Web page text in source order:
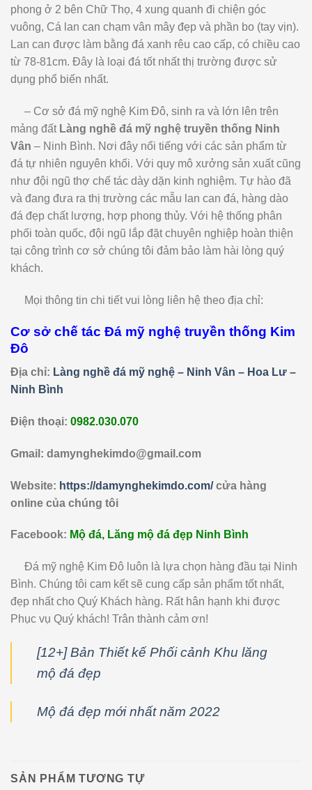
phong ở 2 bên Chữ Thọ, 4 xung quanh đi chiện góc
vuông, Cá lan can chạm vân mây đẹp và phần bo (tay vịn).
Lan can được làm bằng đá xanh rêu cao cấp, có chiều cao
từ 78-81cm. Đây là loại đá tốt nhất thị trường được sử
dụng phổ biến nhất.
– Cơ sở đá mỹ nghệ Kim Đô, sinh ra và lớn lên trên
mảng đất Làng nghề đá mỹ nghệ truyền thống Ninh
Vân – Ninh Bình. Nơi đây nổi tiếng với các sản phẩm từ
đá tự nhiên nguyên khối. Với quy mô xưởng sản xuất cũng
như đội ngũ thợ chế tác dày dặn kinh nghiệm. Tự hào đã
và đang đưa ra thị trường các mẫu lan can đá, hàng dào
đá đẹp chất lượng, hợp phong thủy. Với hệ thống phân
phối toàn quốc, đội ngũ lắp đặt chuyên nghiệp hoàn thiện
tại công trình cơ sở chúng tôi đảm bảo làm hài lòng quý
khách.
Mọi thông tin chi tiết vui lòng liên hệ theo địa chỉ:
Cơ sở chế tác Đá mỹ nghệ truyền thống Kim
Đô
Địa chỉ: Làng nghề đá mỹ nghệ – Ninh Vân – Hoa Lư –
Ninh Bình
Điện thoại: 0982.030.070
Gmail: damynghekimdo@gmail.com
Website: https://damynghekimdo.com/cửa hàng
online của chúng tôi
Facebook: Mộ đá, Lăng mộ đá đẹp Ninh Bình
Đá mỹ nghệ Kim Đô luôn là lựa chọn hàng đầu tại Ninh
Bình. Chúng tôi cam kết sẽ cung cấp sản phẩm tốt nhất,
đẹp nhất cho Quý Khách hàng. Rất hân hạnh khi được
Phục vụ Quý khách! Trân thành cảm ơn!
[12+] Bản Thiết kế Phối cảnh Khu lăng
mộ đá đẹp
Mộ đá đẹp mới nhất năm 2022
SẢN PHẨM TƯƠNG TỰ